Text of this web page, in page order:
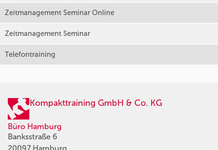
Zeitmanagement Seminar Online
Zeitmanagement Seminar
Telefontraining
Kompakttraining GmbH & Co. KG
Büro Hamburg
Banksstraße 6